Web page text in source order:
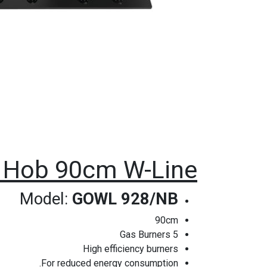
90cm W-Line
Model: GOWL 928/NB
90cm
5 Gas Burners
High efficiency burners
For reduced energy consumption.